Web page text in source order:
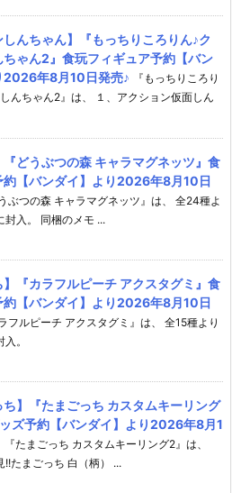
しんちゃん】『もっちりころりん♪ク
ちゃん2』食玩フィギュア予約【バン
2026年8月10日発売♪
『もっちりころり
んちゃん2』は、 １、アクション仮面しん
『どうぶつの森 キャラマグネッツ』食
約【バンダイ】より2026年8月10日
うぶつの森 キャラマグネッツ』は、 全24種よ
封入。 同梱のメモ ...
】『カラフルピーチ アクスタグミ』食
約【バンダイ】より2026年8月10日
ラフルピーチ アクスタグミ』は、 全15種より
。
ち】『たまごっち カスタムキーリング
ズ予約【バンダイ】より2026年8月1
『たまごっち カスタムキーリング2』は、
!!たまごっち 白（柄） ...